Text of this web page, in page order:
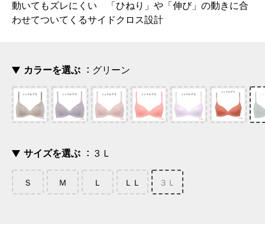
動いてもズレにくい 「ひねり」や「伸び」の動きに合
わせてついてくるサイドクロス設計
カラーを選ぶ グリーン
サイズを選ぶ ３Ｌ
Ｓ Ｍ Ｌ ＬＬ ３Ｌ